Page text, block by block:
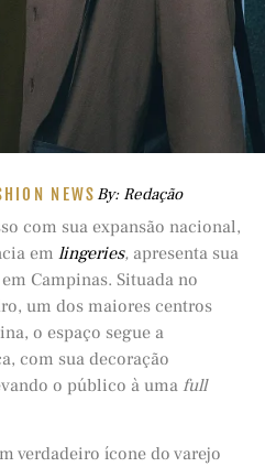
NEWS By: Redação
com sua expansão nacional,
em lingeries, apresenta sua
Campinas. Situada no
um dos maiores centros
o espaço segue a
com sua decoração
o público à umafull
verdadeiro ícone do varejo